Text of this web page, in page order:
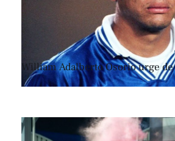
William Adalberto Osorio urge de